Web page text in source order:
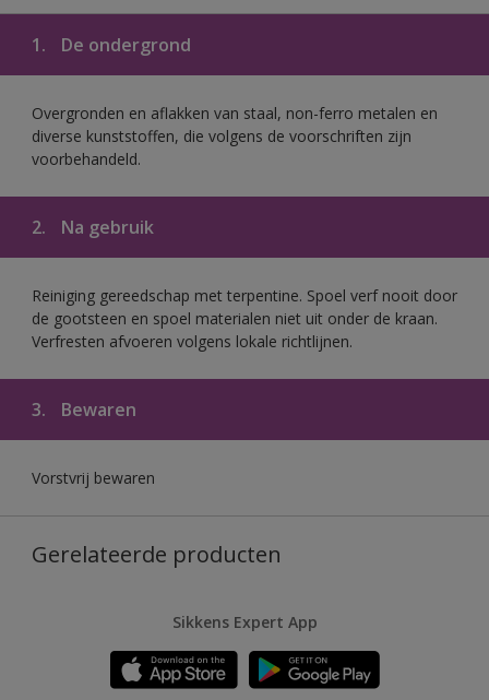
1. De ondergrond
Overgronden en aflakken van staal, non-ferro metalen en
diverse kunststoffen, die volgens de voorschriften zijn
voorbehandeld.
2. Na gebruik
Reiniging gereedschap met terpentine. Spoel verf nooit door
de gootsteen en spoel materialen niet uit onder de kraan.
Verfresten afvoeren volgens lokale richtlijnen.
3. Bewaren
Vorstvrij bewaren
Gerelateerde producten
Sikkens Expert App